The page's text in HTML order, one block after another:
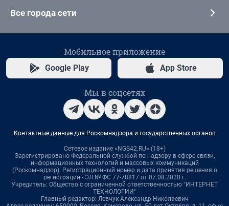
Все города сети
Мобильное приложение
Google Play App Store
Мы в соцсетях
Контактные данные для Роскомнадзора и государственных органов
Сетевое издание «NGS42.RU» (18+)
Зарегистрировано Федеральной службой по надзору в сфере связи,
информационных технологий и массовых коммуникаций
(Роскомнадзор). Регистрационный номер и дата принятия решения о
регистрации - ЭЛ № ФС 77-78817 от 07.08.2020 г.
Учредитель: Общество с ограниченной ответственностью "ИНТЕРНЕТ
ТЕХНОЛОГИИ"
Главный редактор: Левчук Александр Николаевич